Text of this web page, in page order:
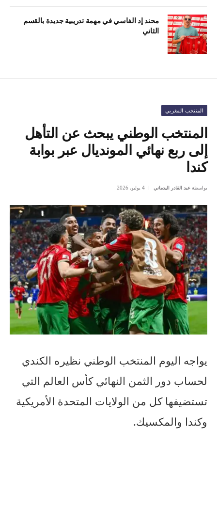
محند إد الفاسي في مهمة تدريبية جديدة بالقسم
الثاني
المنتخب المغربي
المنتخب الوطني يبحث عن التأهل
إلى ربع نهائي المونديال عبر بوابة
كندا
بواسطة عبد القادر اليدماني 4 يوليو، 2026
يواجه اليوم المنتخب الوطني نظيره الكندي
لحساب دور الثمن النهائي كأس العالم التي
تستضيفها كل من الولايات المتحدة الأمريكية
وكندا والمكسيك.